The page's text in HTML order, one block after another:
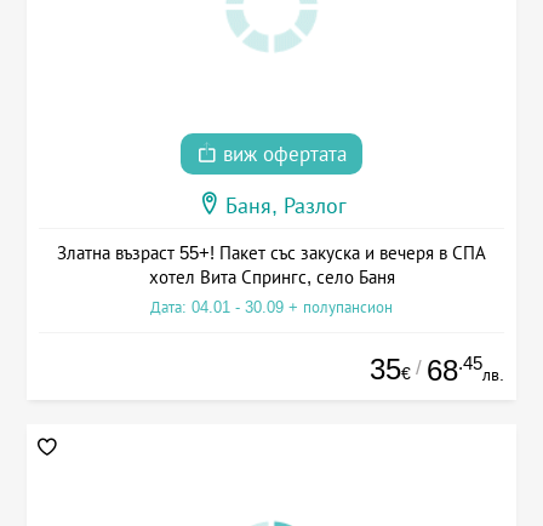
виж офертата
Баня, Разлог
Златна възраст 55+! Пакет със закуска и вечеря в СПА
хотел Вита Спрингс, село Баня
Дата: 04.01 - 30.09 + полупансион
35€ / 68.45
лв.